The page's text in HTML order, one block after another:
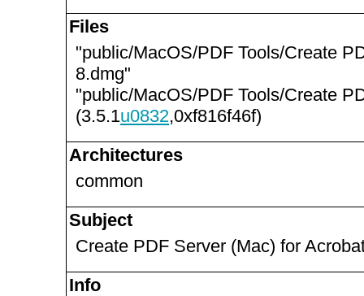
Files
"public/MacOS/PDF Tools/Create
8.dmg"
"public/MacOS/PDF Tools/Create
(3.5.1u0832,0xf816f46f)
Architectures
common
Subject
Create PDF Server (Mac) for
Info